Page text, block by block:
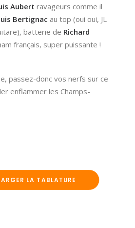
Aubert ravageurs comme il
Bertignac au top (oui oui, JL
batterie de Richard
français, super puissante !
passez-donc vos nerfs sur ce
enflammer les Champs-
LA TABLATURE